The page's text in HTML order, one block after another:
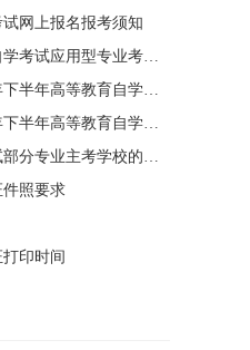
网上报名报考须知
关于西南财经大学2026年下半年自学考试应用型专业考籍更改办理的通知
四川省教育考试院关于受理2026年下半年高等教育自学考试省际转考申请的通告
四川省教育考试院关于受理2026年下半年高等教育自学考试考籍更改申请的通告
关于调整广东省高等教育自学考试部分专业主考学校的通知
件照要求
印时间